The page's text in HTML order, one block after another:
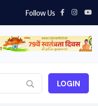
Follow Us
LOGIN